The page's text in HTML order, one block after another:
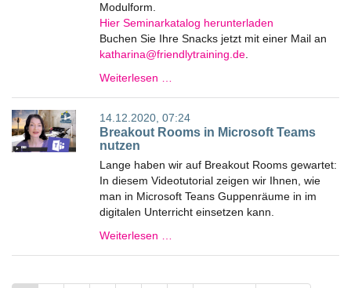
Modulform.
Hier Seminarkatalog herunterladen
Buchen Sie Ihre Snacks jetzt mit einer Mail an
ed.gniniartyldneirf@anirahtak
Weiterlesen …
14.12.2020, 07:24
Breakout Rooms in Microsoft Teams
nutzen
Lange haben wir auf Breakout Rooms gewartet:
In diesem Videotutorial zeigen wir Ihnen, wie
man in Microsoft Teans Guppenräume in im
digitalen Unterricht einsetzen kann.
Weiterlesen …